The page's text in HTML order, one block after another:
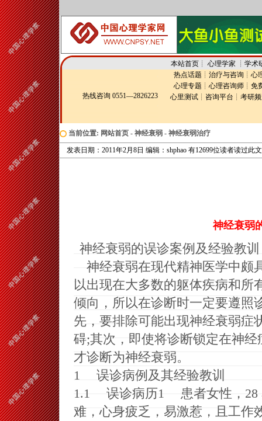
本站首页┊ 心理学家 ┊ 学术
热线咨询 0551—2826223
热点话题 ┊ 治疗与咨询 ┊ 心
心理专题 ┊ 心理咨询师 ┊ 免
心里测试 ┊ 咨询平台 ┊ 考研
当前位置: 网站首页 - 神经衰弱 - 神经衰弱治疗
发表日期：2011年2月8日 编辑：shphao 有12699位读者读过此
神经衰弱
神经衰弱的误诊案例及经验教训
神经衰弱在现代精神医学中颇
以出现在大多数的躯体疾病和所
倾向 ， 所以在诊断时一定要遵照
先， 要排除可能出现神经衰弱症
碍;其次 ， 即使将诊断锁定在神经
才诊断为神经衰弱。
1
误诊病例及其经验教训
1.1 误诊病历1 患者女性 ， 28
难，心身疲乏 ， 易激惹 ，
且工作